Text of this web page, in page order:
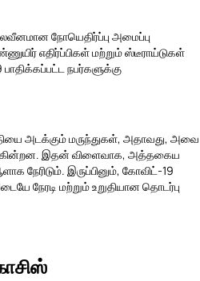
நோயெதிர்ப்பு அமைப்பு
எதிர்ப்பிகள் மற்றும் ஸ்டீராய்டுகள்
நபர்களுக்கு
அடக்கும் மருந்துகள், அதாவது, அவை
இதன் விளைவாக, அத்தகைய
நேரிடும். இருப்பினும், கோவிட்-19
நேரடி மற்றும் உறுதியான தொடர்பு